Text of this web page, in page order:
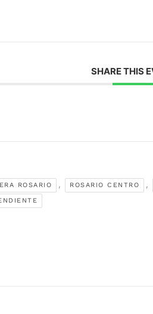
SHARE THIS
ROSARIO , ROSARIO CENTRO ,